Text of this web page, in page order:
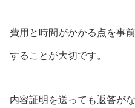
費用と時間がかかる点を事
することが大切です。
内容証明を送っても返答が